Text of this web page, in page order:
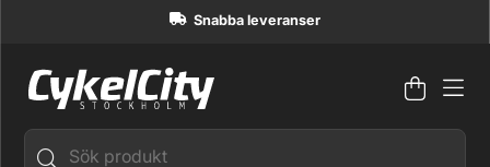
Snabba leveranser
Antal i
.